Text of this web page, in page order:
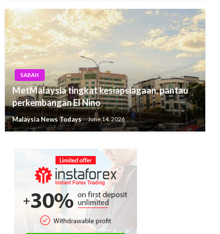
SABAH
MetMalaysia tingkat kesiapsiagaan, pantau
perkembangan El Nino
Malaysia News Todays June 14, 2026